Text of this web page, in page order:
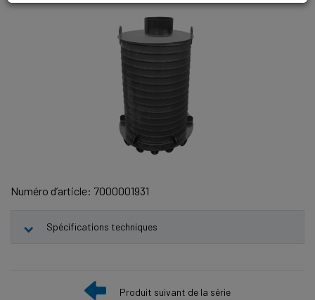
Numéro d’article: 7000001931
Spécifications techniques
Produit suivant de la série